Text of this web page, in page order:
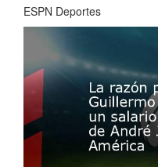
ESPN Deportes